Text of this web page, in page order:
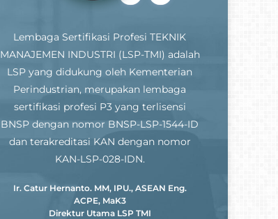
Lembaga Sertifikasi Profesi TEKNIK
MANAJEMEN INDUSTRI (LSP-TMI) adalah
LSP yang didukung oleh Kementerian
Perindustrian, merupakan lembaga
sertifikasi profesi P3 yang terlisensi
BNSP dengan nomor BNSP-LSP-1544-ID
dan terakreditasi KAN dengan nomor
KAN-LSP-028-IDN.
Ir. Catur Hernanto. MM, IPU., ASEAN Eng.
ACPE, MaK3
Direktur Utama LSP TMI